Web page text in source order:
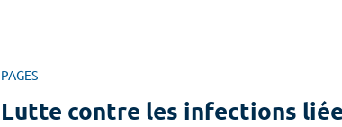
PAGES
Lutte contre les infections